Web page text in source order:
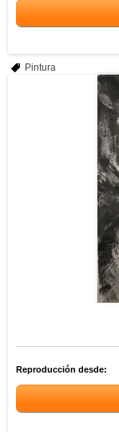
Pintura
Reproducción desde: